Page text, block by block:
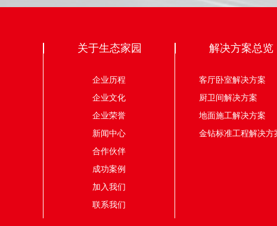
关于生态家园
企业历程
企业文化
企业荣誉
新闻中心
合作伙伴
成功案例
加入我们
联系我们
解决方案总览
客厅卧室解决方
厨卫间解决方
地面施工解决方
金钻标准工程解决方